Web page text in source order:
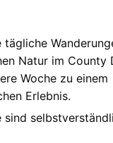
tägliche
Natur im County
Woche zu einem
Erlebnis.
sind